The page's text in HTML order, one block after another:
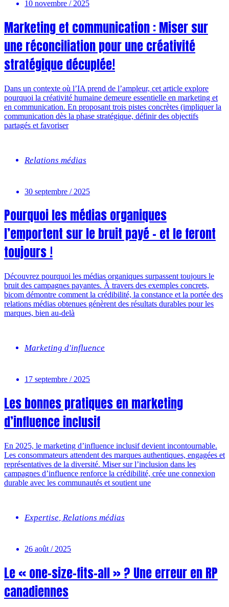
10 novembre / 2025
Marketing et communication : Miser sur
une réconciliation pour une créativité
stratégique décuplée!
Dans un contexte où l’IA prend de l’ampleur, cet article explore
pourquoi la créativité humaine demeure essentielle en marketing et
en communication. En proposant trois pistes concrètes (impliquer la
communication dès la phase stratégique, définir des objectifs
partagés et favoriser
Relations médias
30 septembre / 2025
Pourquoi les médias organiques
l’emportent sur le bruit payé – et le feront
toujours !
Découvrez pourquoi les médias organiques surpassent toujours le
bruit des campagnes payantes. À travers des exemples concrets,
bicom démontre comment la crédibilité, la constance et la portée des
relations médias obtenues génèrent des résultats durables pour les
marques, bien au-delà
Marketing d'influence
17 septembre / 2025
Les bonnes pratiques en marketing
d’influence inclusif
En 2025, le marketing d’influence inclusif devient incontournable.
Les consommateurs attendent des marques authentiques, engagées et
représentatives de la diversité. Miser sur l’inclusion dans les
campagnes d’influence renforce la crédibilité, crée une connexion
durable avec les communautés et soutient une
Expertise, Relations médias
26 août / 2025
Le « one-size-fits-all » ? Une erreur en RP
canadiennes